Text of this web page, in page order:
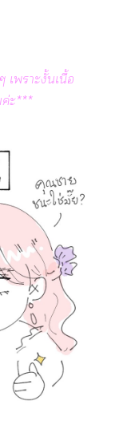
เาะงั้นเนื้อ
ค่ะ***